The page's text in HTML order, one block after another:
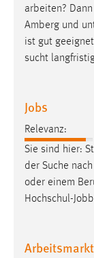
arbeiten?
Amberg und
ist gut
sucht
Jobs
Relevanz:
Sie sind hier:
der Suche
oder einem
Hochschul-
Das
Cookie
30 Tage
chat-
Zweck:
Wird
Jahre,